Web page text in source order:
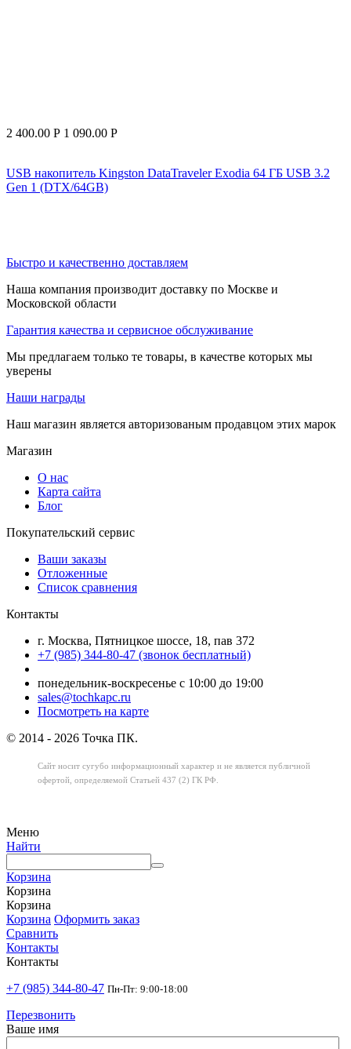
2 400.00 Р 1 090.00 Р
USB накопитель Kingston DataTraveler Exodia 64 ГБ USB 3.2
Gen 1 (DTX/64GB)
Быстро и качественно доставляем
Наша компания производит доставку по Москве и
Московской области
Гарантия качества и сервисное обслуживание
Мы предлагаем только те товары, в качестве которых мы
уверены
Наши награды
Наш магазин является авторизованым продавцом этих марок
Магазин
О нас
Карта сайта
Блог
Покупательский сервис
Ваши заказы
Отложенные
Список сравнения
Контакты
г. Москва, Пятницкое шоссе, 18, пав 372
+7 (985) 344-80-47 (звонок бесплатный)
понедельник-воскресенье с 10:00 до 19:00
sales@tochkapc.ru
Посмотреть на карте
© 2014 - 2026 Точка ПК.
Сайт носит сугубо информационный характер и не является публичной
офертой, определяемой Статьей 437 (2) ГК РФ.
Меню
Найти
Корзина
Корзина
Корзина
Корзина Оформить заказ
Сравнить
Контакты
Контакты
+7 (985) 344-80-47 Пн-Пт: 9:00-18:00
Перезвонить
Ваше имя